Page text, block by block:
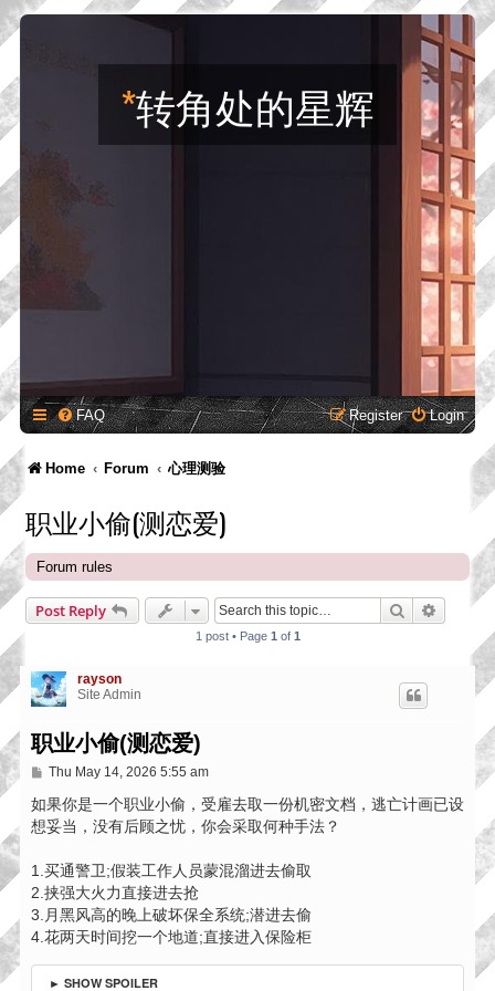
*转角处的星辉
FAQ Login
Register
Home Forum 心理测验
职业小偷(测恋爱)
Forum rules
Post Reply Search
1 post • Page 1 of 1
rayson
Site Admin
职业小偷(测恋爱)
P
s
t
Thu May 14, 2026 5:55 am
如果你是一个职业小偷，受雇去取一份机密文档，逃亡计画已设
想妥当，没有后顾之忧，你会采取何种手法？
1.买通警卫;假装工作人员蒙混溜进去偷取
2.挟强大火力直接进去抢
3.月黑风高的晚上破坏保全系统;潜进去偷
4.花两天时间挖一个地道;直接进入保险柜
► SHOW SPOILER